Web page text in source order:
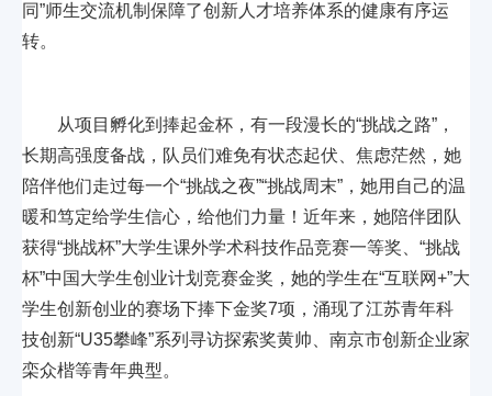
同”师生交流机制保障了创新人才培养体系的健康有序运
转。
从项目孵化到捧起金杯，有一段漫长的“挑战之路”，
长期高强度备战，队员们难免有状态起伏、焦虑茫然，她
陪伴他们走过每一个“挑战之夜”“挑战周末”，她用自己的温
暖和笃定给学生信心，给他们力量！近年来，她陪伴团队
获得“挑战杯”大学生课外学术科技作品竞赛一等奖、“挑战
杯”中国大学生创业计划竞赛金奖，她的学生在“互联网+”大
学生创新创业的赛场下捧下金奖7项，涌现了江苏青年科
技创新“U35攀峰”系列寻访探索奖黄帅、南京市创新企业家
栾众楷等青年典型。